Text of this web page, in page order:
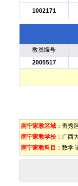
1002171
教员编号
2005517
南宁家教区域： 靑秀
南宁家教学校： 广西
南宁家教科目： 数学